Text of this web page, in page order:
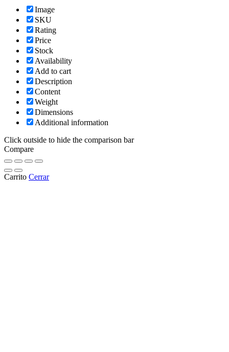
Image
SKU
Rating
Price
Stock
Availability
Add to cart
Description
Content
Weight
Dimensions
Additional information
Click outside to hide the comparison bar
Compare
Carrito Cerrar